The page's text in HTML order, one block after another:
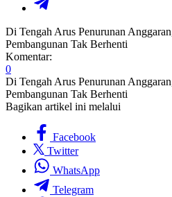
Di Tengah Arus Penurunan
Pembangunan Tak Berhenti
Komentar:
0
Di Tengah Arus Penurunan
Pembangunan Tak Berhenti
Bagikan artikel ini melalui
Facebook
Twitter
WhatsApp
Telegram